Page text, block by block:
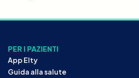
PER I PAZIENTI
App Elty
Guida alla salute